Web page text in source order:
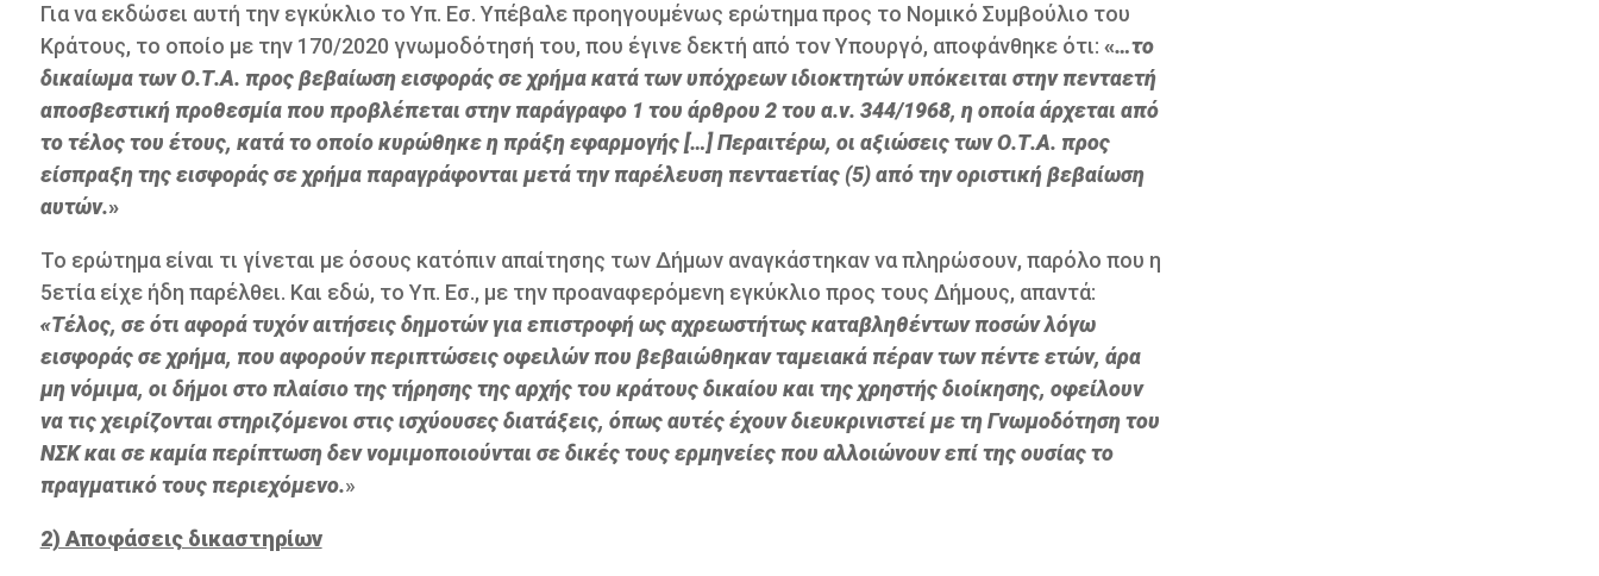
Για να εκδώσει αυτή την εγκύκλιο το Υπ. Εσ. Υπέβαλε προηγουμένως ερώτημα προς το Νομικό Συμβούλιο του
Κράτους, το οποίο με την 170/2020 γνωμοδότησή του, που έγινε δεκτή από τον Υπουργό, αποφάνθηκε ότι: «…το
δικαίωμα των Ο.Τ.Α. προς βεβαίωση εισφοράς σε χρήμα κατά των υπόχρεων ιδιοκτητών υπόκειται στην πενταετή
αποσβεστική προθεσμία που προβλέπεται στην παράγραφο 1 του άρθρου 2 του α.ν. 344/1968, η οποία άρχεται από
το τέλος του έτους, κατά το οποίο κυρώθηκε η πράξη εφαρμογής […] Περαιτέρω, οι αξιώσεις των Ο.Τ.Α. προς
είσπραξη της εισφοράς σε χρήμα παραγράφονται μετά την παρέλευση πενταετίας (5) από την οριστική βεβαίωση
αυτών.»
Το ερώτημα είναι τι γίνεται με όσους κατόπιν απαίτησης των Δήμων αναγκάστηκαν να πληρώσουν, παρόλο που η
5ετία είχε ήδη παρέλθει. Και εδώ, το Υπ. Εσ., με την προαναφερόμενη εγκύκλιο προς τους Δήμους, απαντά:
«Τέλος, σε ότι αφορά τυχόν αιτήσεις δημοτών για επιστροφή ως αχρεωστήτως καταβληθέντων ποσών λόγω
εισφοράς σε χρήμα, που αφορούν περιπτώσεις οφειλών που βεβαιώθηκαν ταμειακά πέραν των πέντε ετών, άρα
μη νόμιμα, οι δήμοι στο πλαίσιο της τήρησης της αρχής του κράτους δικαίου και της χρηστής διοίκησης, οφείλουν
να τις χειρίζονται στηριζόμενοι στις ισχύουσες διατάξεις, όπως αυτές έχουν διευκρινιστεί με τη Γνωμοδότηση του
ΝΣΚ και σε καμία περίπτωση δεν νομιμοποιούνται σε δικές τους ερμηνείες που αλλοιώνουν επί της ουσίας το
πραγματικό τους περιεχόμενο.»
2) Αποφάσεις δικαστηρίων